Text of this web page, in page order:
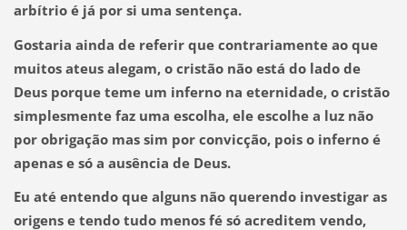
arbítrio é já por si uma sentença.
Gostaria ainda de referir que contrariamente ao que
muitos ateus alegam, o cristão não está do lado de
Deus porque teme um inferno na eternidade, o cristão
simplesmente faz uma escolha, ele escolhe a luz não
por obrigação mas sim por convicção, pois o inferno é
apenas e só a ausência de Deus.
Eu até entendo que alguns não querendo investigar as
origens e tendo tudo menos fé só acreditem vendo,